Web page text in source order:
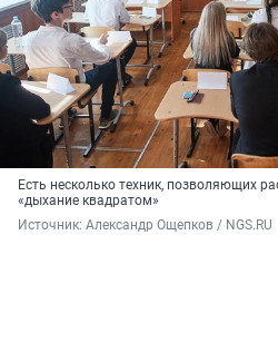
Есть несколько техник, позволяющих
«дыхание квадратом»
Источник: Александр Ощепков / NGS.RU